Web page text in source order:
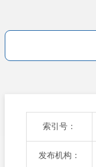
索引号：
发布机构：